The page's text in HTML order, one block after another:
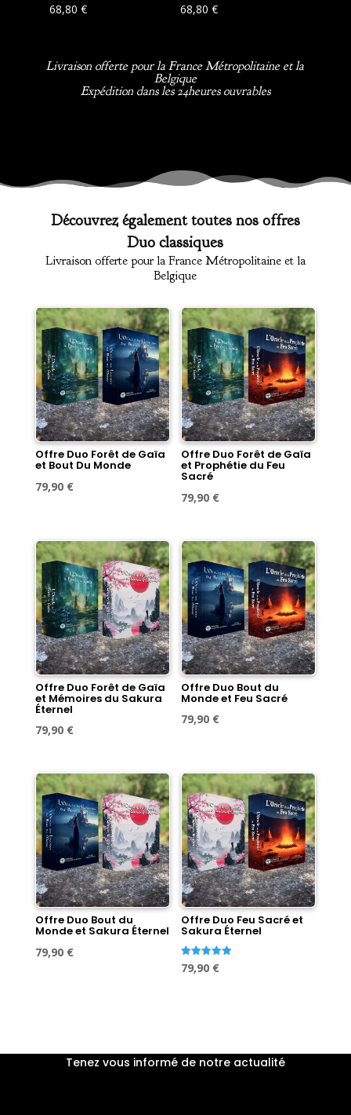
Note
4.96
68,80 €
Note
5.00
68,80€
Livraison offerte pour la France Métropolitaine et la
Belgique
Expédition dans les 24heures ouvrables
Découvrez également toutes nos offres
Duo classiques
Livraison offerte pour la France Métropolitaine et la
Belgique
Offre Duo Forêt de Gaïa
et Bout Du Monde
Le
était :
89,60 €.
79,90 €Le
est :
79,90 €.
Offre Duo Forêt de Gaïa
et Prophétie du Feu
Sacré
Le
était :
89,60 €.
79,90 €Le
est :
79,90 €.
Offre Duo Forêt de Gaïa
et Mémoires du Sakura
Éternel
Le
initial
était :
89,60 €.
79,90 €Le
actuel
est :
79,90 €.
Offre Duo Bout du
Monde et Feu Sacré
Le
était :
89,60 €.
79,90 €Le
est :
79,90 €.
Offre Duo Bout du
Monde et Sakura Éternel
Le
79,90 €Le
Offre Duo Feu Sacré et
Sakura Éternel
Note
5.00
Le
79,90 €Le
Tenez vous informé de notre actualité